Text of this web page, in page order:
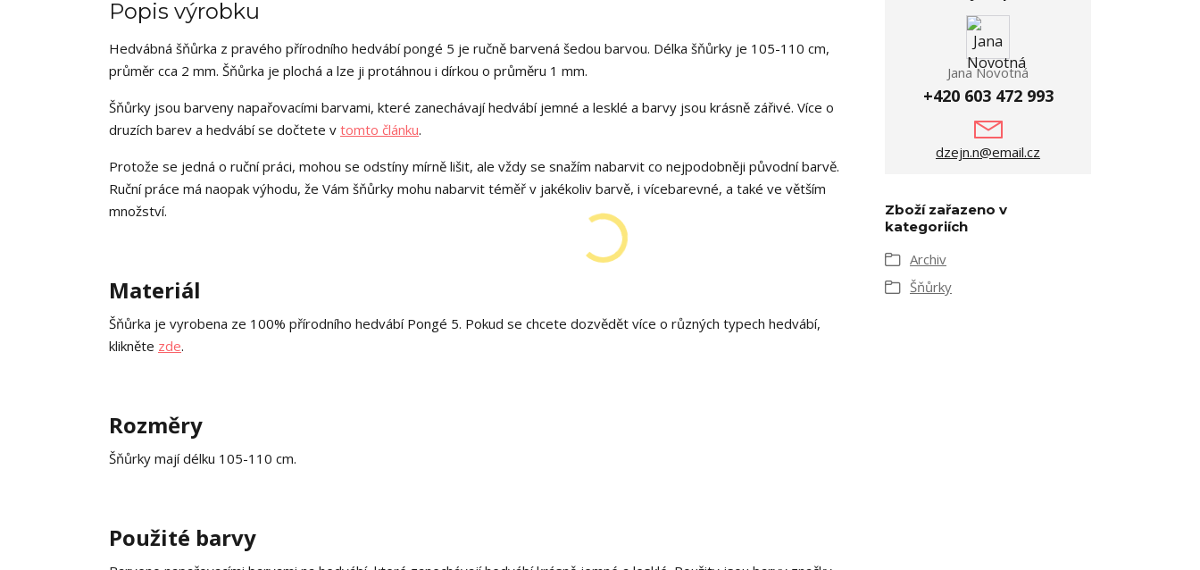
Popis výrobku
Hedvábná šňůrka z pravého přírodního hedvábí pongé 5 je ručně barvená šedou barvou. Délka šňůrky je 105-110 cm,
průměr cca 2 mm. Šňůrka je plochá a lze ji protáhnou i dírkou o průměru 1 mm.
Šňůrky jsou barveny napařovacími barvami, které zanechávají hedvábí jemné a lesklé a barvy jsou krásně zářivé. Více o
druzích barev a hedvábí se dočtete v tomto článku.
Protože se jedná o ruční práci, mohou se odstíny mírně lišit, ale vždy se snažím nabarvit co nejpodobněji původní barvě.
Ruční práce má naopak výhodu, že Vám šňůrky mohu nabarvit téměř v jakékoliv barvě, i vícebarevné, a také ve větším
množství.
Materiál
Šňůrka je vyrobena ze 100% přírodního hedvábí Pongé 5. Pokud se chcete dozvědět více o různých typech hedvábí,
klikněte zde.
Rozměry
Šňůrky mají délku 105-110 cm.
Použité barvy
Jana Novotná
+420 603 472 993
dzejn.n@email.cz
Zboží zařazeno v
kategoriích
Archiv
Šňůrky